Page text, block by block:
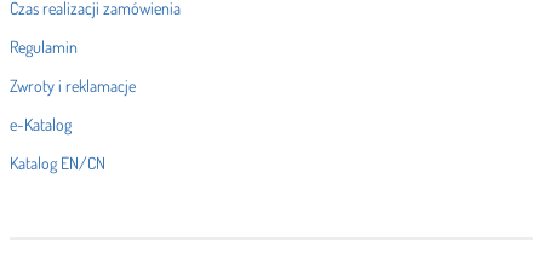
Czas realizacji zamówienia
Regulamin
Zwroty i reklamacje
e-Katalog
Katalog EN/CN